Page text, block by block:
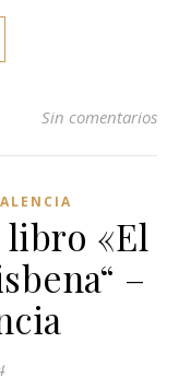
Sin comentarios
«El
–